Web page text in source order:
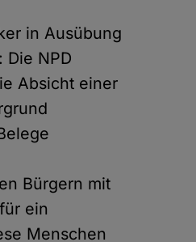
in Ausübung
Die NPD
Absicht einer
Bürgern mit
ein
Menschen